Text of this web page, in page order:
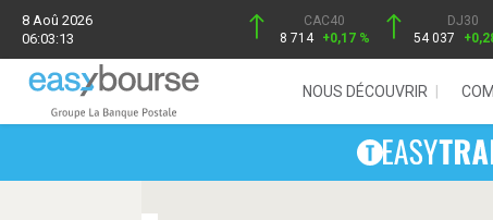
8 Aoû 2026
06:03:13
CAC40
8 714 +0,17 %
DJ30
54 037
NOUS DÉCOUVRIR